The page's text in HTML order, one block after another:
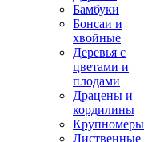
Бамбуки
Бонсаи и
хвойные
Деревья с
цветами и
плодами
Драцены и
кордилины
Крупномеры
Лиственные